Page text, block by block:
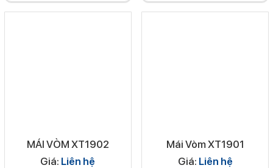
MÁI VÒM XT1902
Giá: Liên hệ
Mái Vòm XT1901
Giá: Liên hệ